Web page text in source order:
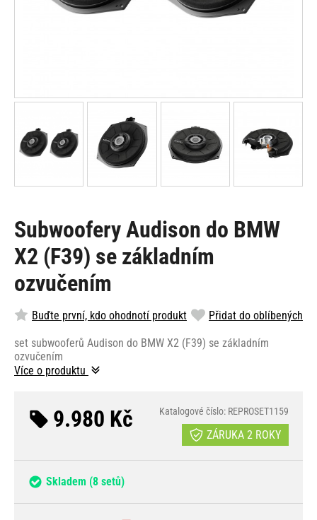
Subwoofery Audison do BMW
X2 (F39) se základním
ozvučením
Buďte první, kdo ohodnotí produkt Přidat do oblíbených
set subwooferů Audison do BMW X2 (F39) se základním
ozvučením
Více o produktu
9.980 Kč Katalogové číslo: REPROSET1159
ZÁRUKA 2 ROKY
Skladem (8 setů)